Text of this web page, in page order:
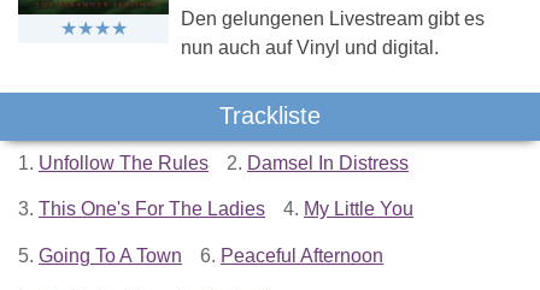
Den gelungenen Livestream gibt es
nun auch auf Vinyl und digital.
Trackliste
1. Unfollow The Rules 2. Damsel In Distress
3. This One's For The Ladies 4. My Little You
5. Going To A Town 6. Peaceful Afternoon